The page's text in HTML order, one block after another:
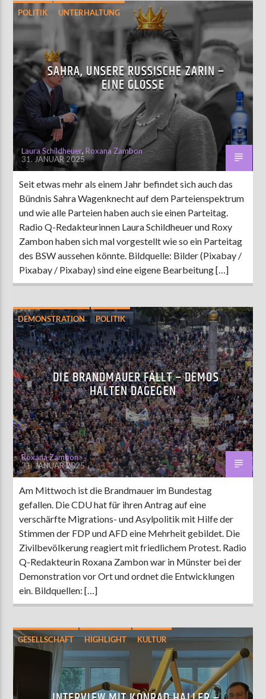
POLITIK UNTERHALTUNG
SAHRA, UNSERE RUSSISCHE ZARIN –
EINE GLOSSE
Laura Schildheuer,Roxana Zambon
31. JANUAR 2025
Seit etwas mehr als einem Jahr befindet sich auch das
Bündnis Sahra Wagenknecht auf dem Parteienspektrum
und wie alle Parteien haben auch sie einen Parteitag.
Radio Q-Redakteurinnen Laura Schildheuer und Roxy
Zambon haben sich mal vorgestellt wie so ein Parteitag
des BSW aussehen könnte. Bildquelle: Bilder (Pixabay /
Pixabay / Pixabay) sind eine eigene Bearbeitung […]
DEMONSTRATION POLITIK
DIE BRANDMAUER FÄLLT – DEMOS
HALTEN DAGEGEN
Roxana Zambon
31. JANUAR 2025
Am Mittwoch ist die Brandmauer im Bundestag
gefallen. Die CDU hat für ihren Antrag auf eine
verschärfte Migrations- und Asylpolitik mit Hilfe der
Stimmen der FDP und AFD eine Mehrheit gebildet. Die
Zivilbevölkerung reagiert mit friedlichem Protest. Radio
Q-Redakteurin Roxana Zambon war in Münster bei der
Demonstration vor Ort und ordnet die Entwicklungen
ein. Bildquellen: […]
GESELLSCHAFT HIGHLIGHT KULTUR